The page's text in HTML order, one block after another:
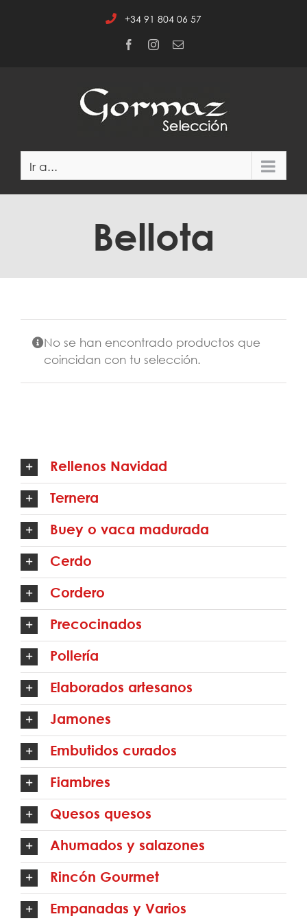
+34 91 804 06 57
FacebookInstagramCorreo
Ir a...
Bellota
No se han encontrado productos que
coincidan con tu selección.
Rellenos Navidad
Ternera
Buey o vaca madurada
Cerdo
Cordero
Precocinados
Pollería
Elaborados artesanos
Jamones
Embutidos curados
Fiambres
Quesos quesos
Ahumados y salazones
Rincón Gourmet
Empanadas y Varios